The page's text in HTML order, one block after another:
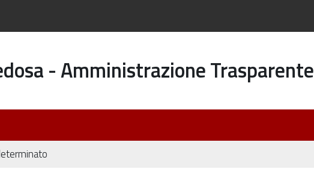
- Amministrazione Trasparente